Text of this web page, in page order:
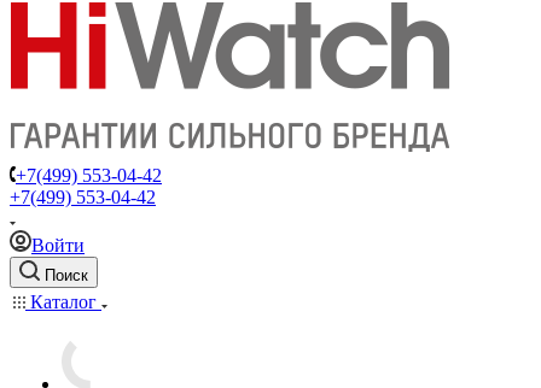
+7(499) 553-04-42
+7(499) 553-04-42
Войти
Поиск
Каталог